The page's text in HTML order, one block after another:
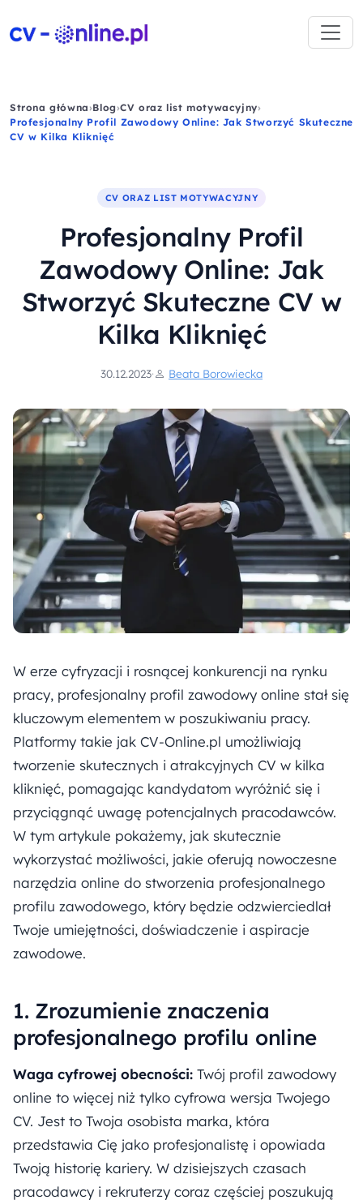
Strona główna›Blog›CV oraz list motywacyjny›
Profesjonalny Profil Zawodowy Online: Jak Stworzyć Skuteczne
CV w Kilka Kliknięć
CV ORAZ LIST MOTYWACYJNY
Profesjonalny Profil
Zawodowy Online: Jak
Stworzyć Skuteczne CV w
Kilka Kliknięć
30.12.2023· Beata Borowiecka
W erze cyfryzacji i rosnącej konkurencji na rynku
pracy, profesjonalny profil zawodowy online stał się
kluczowym elementem w poszukiwaniu pracy.
Platformy takie jak CV-Online.pl umożliwiają
tworzenie skutecznych i atrakcyjnych CV w kilka
kliknięć, pomagając kandydatom wyróżnić się i
przyciągnąć uwagę potencjalnych pracodawców.
W tym artykule pokażemy, jak skutecznie
wykorzystać możliwości, jakie oferują nowoczesne
narzędzia online do stworzenia profesjonalnego
profilu zawodowego, który będzie odzwierciedlał
Twoje umiejętności, doświadczenie i aspiracje
zawodowe.
1. Zrozumienie znaczenia
profesjonalnego profilu online
Waga cyfrowej obecności: Twój profil zawodowy
online to więcej niż tylko cyfrowa wersja Twojego
CV. Jest to Twoja osobista marka, która
przedstawia Cię jako profesjonalistę i opowiada
Twoją historię kariery. W dzisiejszych czasach
pracodawcy i rekruterzy coraz częściej poszukują